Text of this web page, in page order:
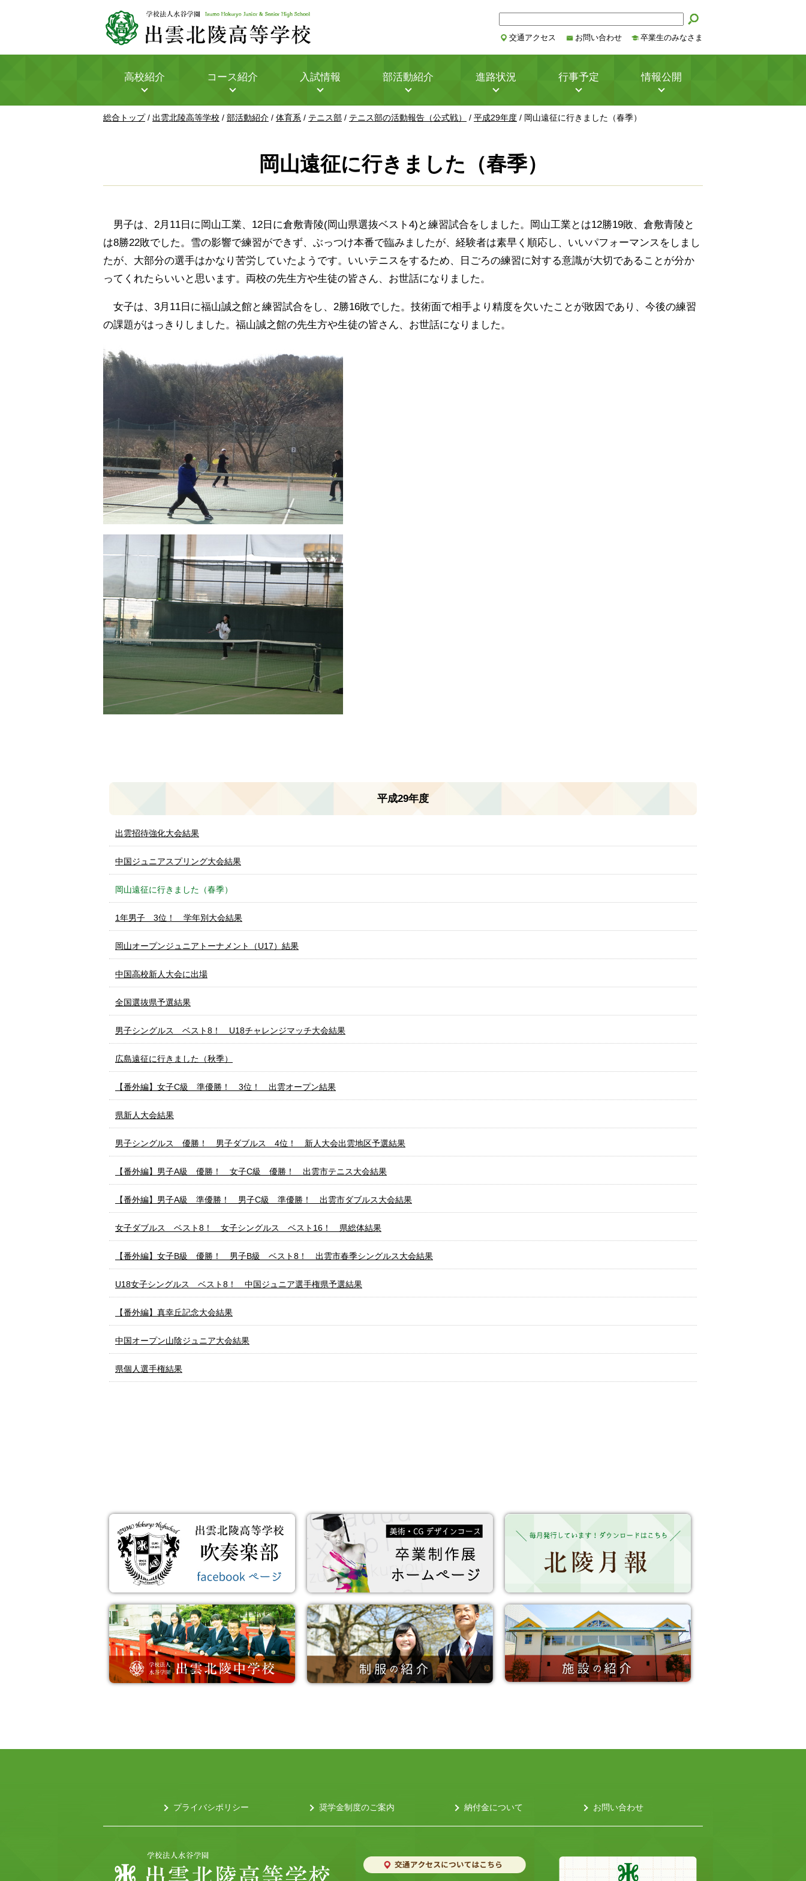
ト
内
索
交通アクセス お問い合わせ 卒業生のみなさま
高校紹介 コース紹介 入試情報 部活動紹介 進路状況 行事予定 情報公開
現
総合トップ/ 出雲北陵高等学校 / 部活動紹介 / 体育系 / テニス部 / テニス部の活動報告（公式戦） / 平成29年度 / 岡山遠征に行きました（春季）
岡山遠征に行きました（春季）
男子は、2月11日に岡山工業、12日に倉敷青陵(岡山県選抜ベスト4)と練習試合をしました。岡山工業とは12勝19敗、倉敷青陵と
は8勝22敗でした。雪の影響で練習ができず、ぶっつけ本番で臨みましたが、経験者は素早く順応し、いいパフォーマンスをしまし
たが、大部分の選手はかなり苦労していたようです。いいテニスをするため、日ごろの練習に対する意識が大切であることが分か
ってくれたらいいと思います。両校の先生方や生徒の皆さん、お世話になりました。
女子は、3月11日に福山誠之館と練習試合をし、2勝16敗でした。技術面で相手より精度を欠いたことが敗因であり、今後の練習
の課題がはっきりしました。福山誠之館の先生方や生徒の皆さん、お世話になりました。
平成29年度
出雲招待強化大会結果
中国ジュニアスプリング大会結果
岡山遠征に行きました（春季）
1年男子 3位！ 学年別大会結果
岡山オープンジュニアトーナメント（U17）結果
中国高校新人大会に出場
全国選抜県予選結果
男子シングルス ベスト8！ U18チャレンジマッチ大会結果
広島遠征に行きました（秋季）
【番外編】女子C級 準優勝！ 3位！ 出雲オープン結果
県新人大会結果
男子シングルス 優勝！ 男子ダブルス 4位！ 新人大会出雲地区予選結果
【番外編】男子A級 優勝！ 女子C級 優勝！ 出雲市テニス大会結果
【番外編】男子A級 準優勝！ 男子C級 準優勝！ 出雲市ダブルス大会結果
女子ダブルス ベスト8！ 女子シングルス ベスト16！ 県総体結果
【番外編】女子B級 優勝！ 男子B級 ベスト8！ 出雲市春季シングルス大会結果
U18女子シングルス ベスト8！ 中国ジュニア選手権県予選結果
【番外編】真幸丘記念大会結果
中国オープン山陰ジュニア大会結果
県個人選手権結果
プライバシポリシー 奨学金制度のご案内 納付金について お問い合わせ